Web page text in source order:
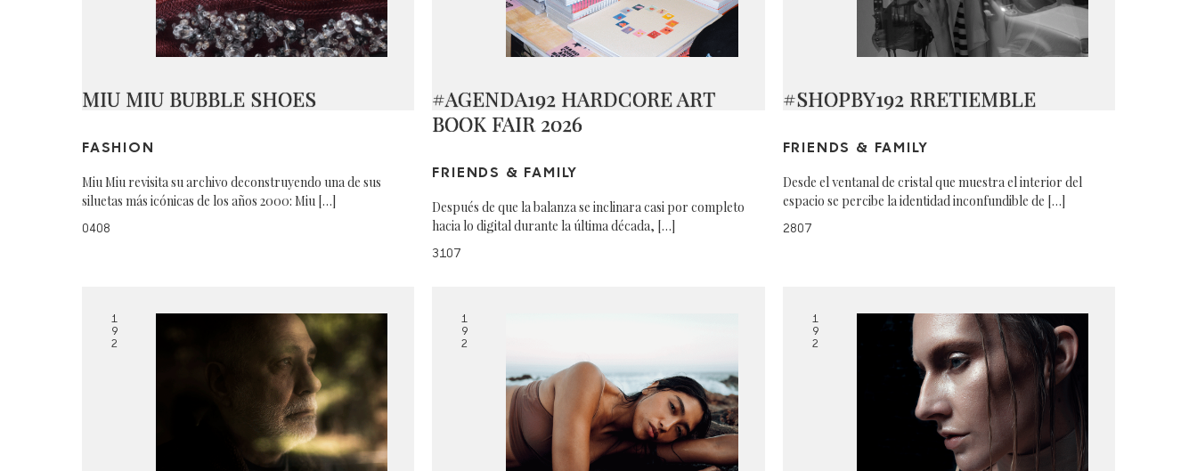
MIU MIU BUBBLE SHOES
FASHION
Miu Miu revisita su archivo deconstruyendo una de sus
siluetas más icónicas de los años 2000: Miu […]
0408
#AGENDA192 HARDCORE ART
BOOK FAIR 2026
FRIENDS & FAMILY
Después de que la balanza se inclinara casi por completo
hacia lo digital durante la última década, […]
3107
#SHOPBY192 RRETIEMBLE
FRIENDS & FAMILY
Desde el ventanal de cristal que muestra el interior del
espacio se percibe la identidad inconfundible de […]
2807
1
9
2
1
9
2
1
9
2